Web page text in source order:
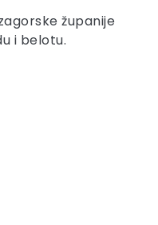
županije
i belotu.